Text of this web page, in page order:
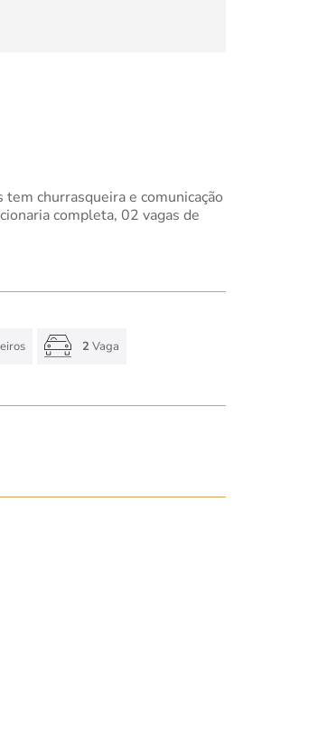
churrasqueira e comunicação
completa, 02 vagas de
2 Vaga